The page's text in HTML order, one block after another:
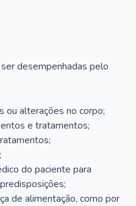
desempenhadas pelo
ou alterações no corpo;
e tratamentos;
do paciente para
de alimentação, como por